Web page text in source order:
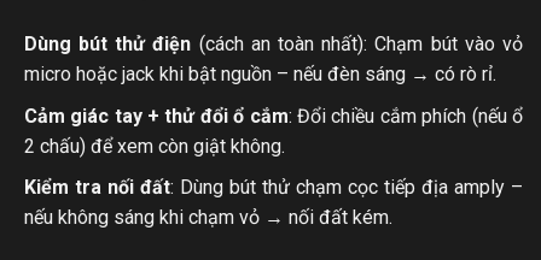
Dùng bút thử điện (cách an toàn nhất): Chạm bút vào vỏ
micro hoặc jack khi bật nguồn – nếu đèn sáng → có rò rỉ.
Cảm giác tay + thử đổi ổ cắm: Đổi chiều cắm phích (nếu ổ
2 chấu) để xem còn giật không.
Kiểm tra nối đất: Dùng bút thử chạm cọc tiếp địa amply –
nếu không sáng khi chạm vỏ → nối đất kém.